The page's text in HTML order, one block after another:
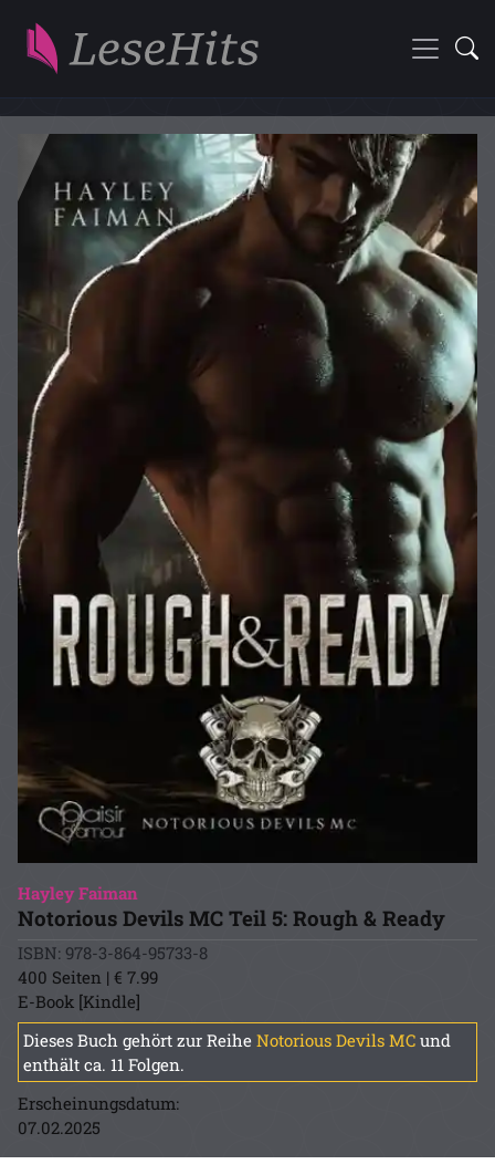
Hayley Faiman
Notorious Devils MC Teil 5: Rough & Ready
ISBN: 978-3-864-95733-8
400 Seiten | € 7.99
E-Book [Kindle]
Dieses Buch gehört zur Reihe Notorious Devils MC und
enthält ca. 11 Folgen.
Erscheinungsdatum:
07.02.2025